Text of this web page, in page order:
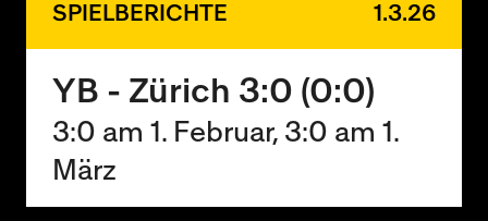
SPIELBERICHTE 1.3.26
YB - Zürich 3:0 (0:0)
3:0 am 1. Februar, 3:0 am 1.
März